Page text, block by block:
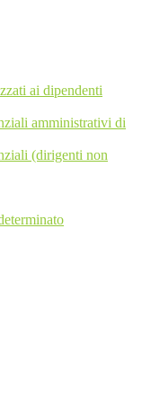
ai dipendenti
amministrativi di
(dirigenti non